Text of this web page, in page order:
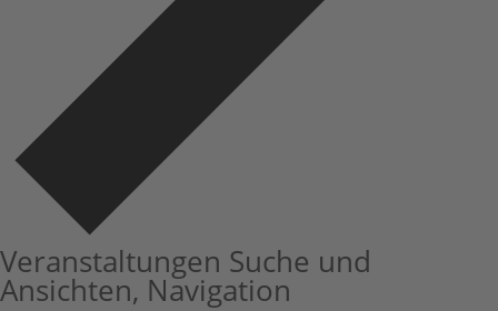
Veranstaltungen Suche und
Ansichten, Navigation